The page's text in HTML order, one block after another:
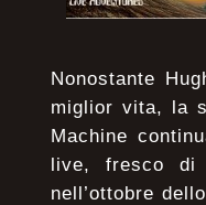
Nonostante
miglior vita, la
Machine
live, fresco di
nell’ottobre